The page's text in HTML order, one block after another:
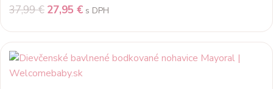
37,99€ 27,95 € s DPH